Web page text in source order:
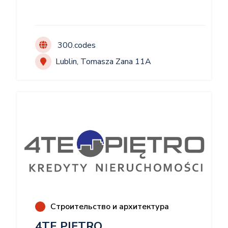
materiałów po finalne przekazanie obiektu –
gwarantując najwyższą jakość i terminowość
realizacji. Dzięki szerokiemu asortymentowi
wykorzystanie najwyższej jakości materiałów
oraz współpraca ze sprawdzonymi
podwykonawcami wyróżniają nas na rynku.
Pasjonujemy się tym, co robimy, wykorzystując
rezultaty. Na przestrzeni lat zbudowaliśmy
300.codes
Lublin, Tomasza Zana 11A
Строительство и архитектура